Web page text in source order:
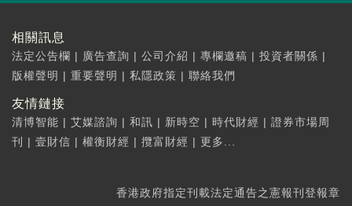
相關訊息
法定公告欄 | 廣告查詢 | 公司介紹 | 專欄邀稿 | 投資者關係 |
版權聲明 | 重要聲明 | 私隱政策 | 聯絡我們
友情鏈接
清博智能 | 艾媒諮詢 | 和訊 | 新時空 | 時代財經 | 證券市場周
刊
| 壹財信 | 權衡財經 | 攬富財經 | 更多...
香港政府指定刊載法定通告之憲報刊登報章